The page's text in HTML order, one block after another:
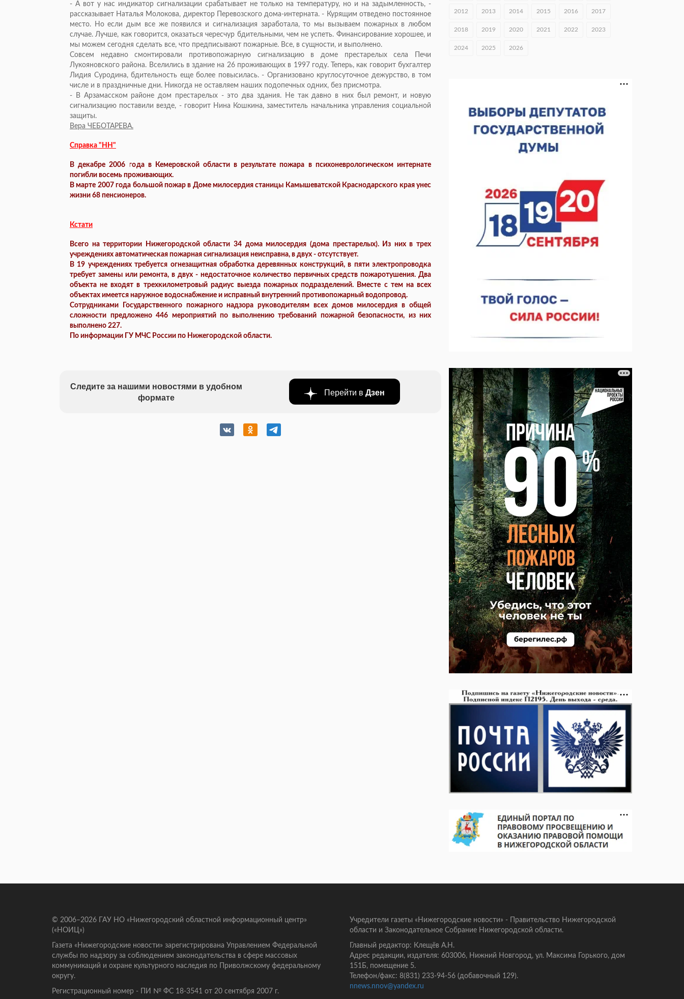
- А вот у нас индикатор сигнализации срабатывает не только на температуру, но и на задымленность, -
рассказывает Наталья Молокова, директор Перевозского дома-интерната. - Курящим отведено постоянное
место. Но если дым все же появился и сигнализация заработала, то мы вызываем пожарных в любом
случае. Лучше, как говорится, оказаться чересчур бдительными, чем не успеть. Финансирование хорошее, и
мы можем сегодня сделать все, что предписывают пожарные. Все, в сущности, и выполнено.
Совсем недавно смонтировали противопожарную сигнализацию в доме престарелых села Печи
Лукояновского района. Вселились в здание на 26 проживающих в 1997 году. Теперь, как говорит бухгалтер
Лидия Суродина, бдительность еще более повысилась. - Организовано круглосуточное дежурство, в том
числе и в праздничные дни. Никогда не оставляем наших подопечных одних, без присмотра.
- В Арзамасском районе дом престарелых - это два здания. Не так давно в них был ремонт, и новую
сигнализацию поставили везде, - говорит Нина Кошкина, заместитель начальника управления социальной
защиты.
Вера ЧЕБОТАРЕВА.
Справка "НН"
В декабре 2006 года в Кемеровской области в результате пожара в психоневрологическом интернате
погибли восемь проживающих.
В марте 2007 года большой пожар в Доме милосердия станицы Камышеватской Краснодарского края унес
жизни 68 пенсионеров.
Кстати
Всего на территории Нижегородской области 34 дома милосердия (дома престарелых). Из них в трех
учреждениях автоматическая пожарная сигнализация неисправна, в двух - отсутствует.
В 19 учреждениях требуется огнезащитная обработка деревянных конструкций, в пяти электропроводка
требует замены или ремонта, в двух - недостаточное количество первичных средств пожаротушения. Два
объекта не входят в трехкилометровый радиус выезда пожарных подразделений. Вместе с тем на всех
объектах имеется наружное водоснабжение и исправный внутренний противопожарный водопровод.
Сотрудниками Государственного пожарного надзора руководителям всех домов милосердия в общей
сложности предложено 446 мероприятий по выполнению требований пожарной безопасности, из них
выполнено 227.
По информации ГУ МЧС России по Нижегородской области.
Следите за нашими новостями в удобном
формате
Перейти в Дзен
07.08.2026 14:01
лесного пожарного
07.08.2026 13:15
В Нижегородской области посещаемость
спортобъектов выросла на 28%
07.08.2026 12:15
07.08.2026 12:04
В Нижегородской области созданы четыре ММЦ
07.08.2026 11:46
телебашни
2012 2013 2014 2015 2016 2017
2018 2019 2020 2021 2022 2023
2024 2025 2026
© 2006–2026 ГАУ НО «Нижегородский областной информационный центр»
(«НОИЦ»)
Газета «Нижегородские новости» зарегистрирована Управлением Федеральной
службы по надзору за соблюдением законодательства в сфере массовых
коммуникаций и охране культурного наследия по Приволжскому федеральному
округу.
Регистрационный номер - ПИ № ФС 18-3541 от 20 сентября 2007 г.
Учредители газеты «Нижегородские новости» - Правительство Нижегородской
области и Законодательное Собрание Нижегородской области.
Главный редактор: Клещёв А.Н.
Адрес редакции, издателя: 603006, Нижний Новгород, ул. Максима Горького, дом
151Б, помещение 5.
Телефон/факс: 8(831) 233-94-56 (добавочный 129).
nnews.nnov@yandex.ru